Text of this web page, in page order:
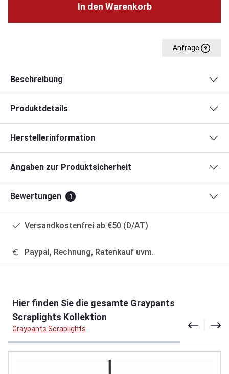
In den Warenkorb
Anfrage
Beschreibung
Produktdetails
Herstellerinformation
Angaben zur Produktsicherheit
Bewertungen 1
Versandkostenfrei ab €50 (D/AT)
Paypal, Rechnung, Ratenkauf uvm.
Hier finden Sie die gesamte Graypants
Scraplights Kollektion
Graypants Scraplights